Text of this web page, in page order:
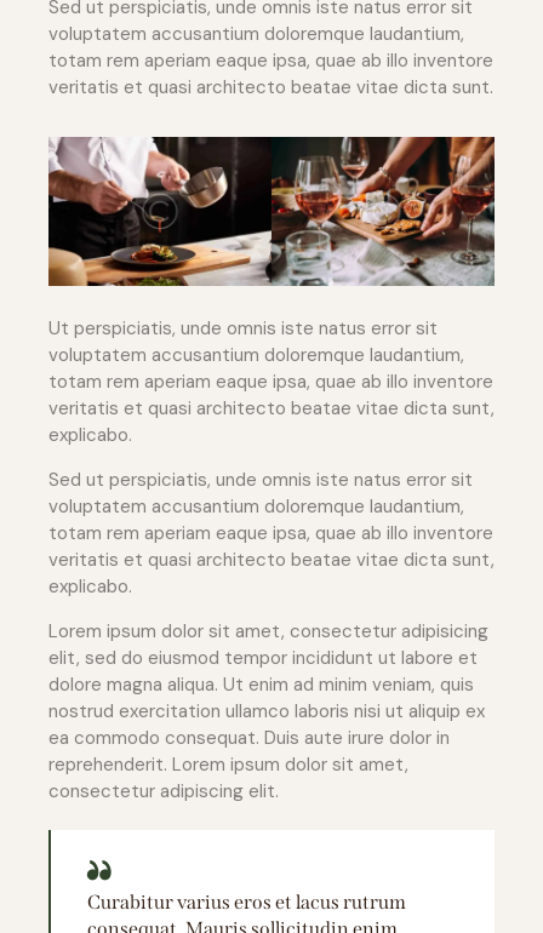
Sed ut perspiciatis, unde omnis iste natus error sit
voluptatem accusantium doloremque laudantium,
totam rem aperiam eaque ipsa, quae ab illo inventore
veritatis et quasi architecto beatae vitae dicta sunt.
Ut perspiciatis, unde omnis iste natus error sit
voluptatem accusantium doloremque laudantium,
totam rem aperiam eaque ipsa, quae ab illo inventore
veritatis et quasi architecto beatae vitae dicta sunt,
explicabo.
Sed ut perspiciatis, unde omnis iste natus error sit
voluptatem accusantium doloremque laudantium,
totam rem aperiam eaque ipsa, quae ab illo inventore
veritatis et quasi architecto beatae vitae dicta sunt,
explicabo.
Lorem ipsum dolor sit amet, consectetur adipisicing
elit, sed do eiusmod tempor incididunt ut labore et
dolore magna aliqua. Ut enim ad minim veniam, quis
nostrud exercitation ullamco laboris nisi ut aliquip ex
ea commodo consequat. Duis aute irure dolor in
reprehenderit. Lorem ipsum dolor sit amet,
consectetur adipiscing elit.
Curabitur varius eros et lacus rutrum